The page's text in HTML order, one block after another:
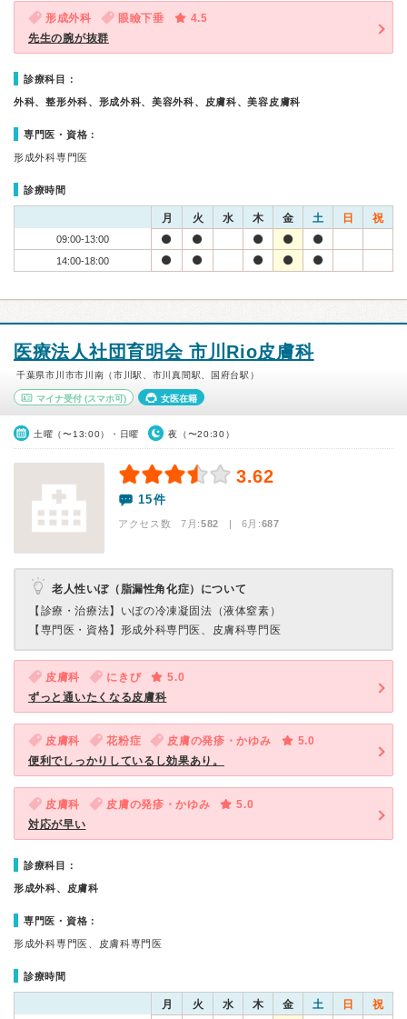
形成外科 眼瞼下垂
4.5
先生の腕が抜群
診療科目：
外科、整形外科、形成外科、美容外科、皮膚科、美容皮膚科
専門医・資格：
形成外科専門医
診療時間
月 火 水 木 金 土 日 祝
09:00-13:00
14:00-18:00
医療法人社団育明会 市川Rio皮膚科
千葉県市川市市川南（市川駅、市川真間駅、国府台駅）
マイナ受付 (スマホ可) 女医在籍
土曜（〜13:00）・日曜 夜（〜20:30）
3.62
15件
アクセス数 7月:582 | 6月:687
老人性いぼ（脂漏性角化症）について
【診療・治療法】 いぼの冷凍凝固法（液体窒素）
【専門医・資格】 形成外科専門医、皮膚科専門医
皮膚科 にきび
5.0
ずっと通いたくなる皮膚科
皮膚科 花粉症 皮膚の発疹・かゆみ
5.0
便利でしっかりしているし効果あり。
皮膚科 皮膚の発疹・かゆみ
5.0
対応が早い
診療科目：
形成外科、皮膚科
専門医・資格：
形成外科専門医、皮膚科専門医
診療時間
月 火 水 木 金 土 日 祝